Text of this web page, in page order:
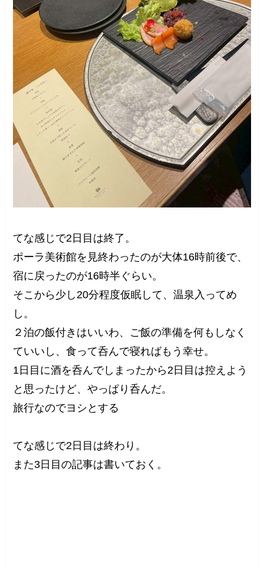
てな感じで2日目は終了。
ポーラ美術館を見終わったのが大体16時前後で、
宿に戻ったのが16時半ぐらい。
そこから少し20分程度仮眠して、温泉入ってめ
し。
２泊の飯付きはいいわ、ご飯の準備を何もしなく
ていいし、食って呑んで寝ればもう幸せ。
1日目に酒を呑んでしまったから2日目は控えよう
と思ったけど、やっぱり呑んだ。
旅行なのでヨシとする
てな感じで2日目は終わり。
また3日目の記事は書いておく。